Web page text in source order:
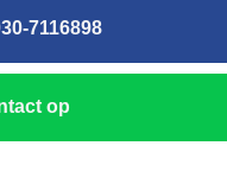
7116898
op